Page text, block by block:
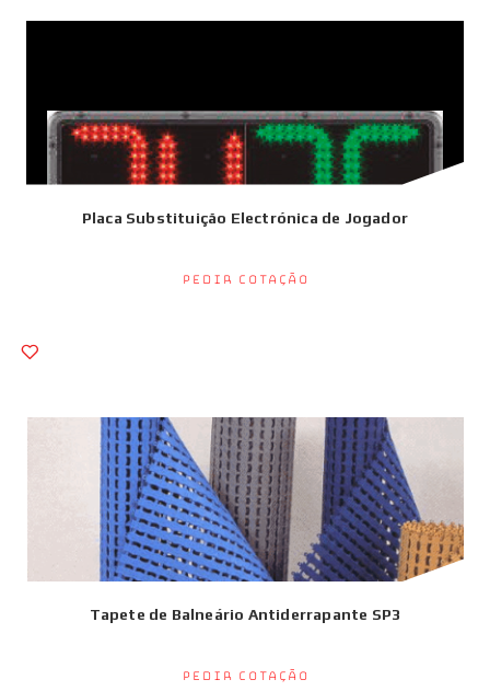
Placa Substituição Electrónica de Jogador
Pedir Cotação
Tapete de Balneário Antiderrapante SP3
Pedir Cotação